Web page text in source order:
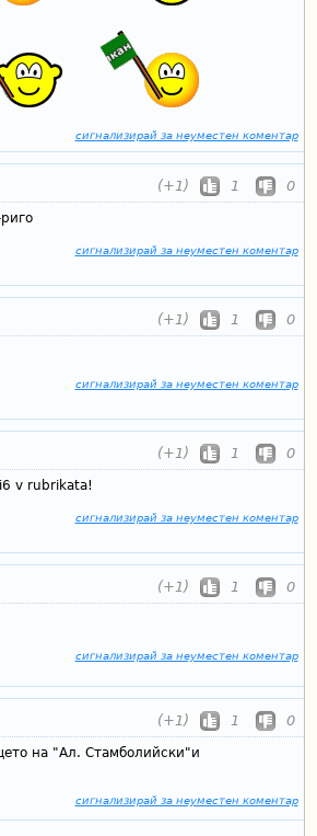
сигнализирай за неуместен коментар
(+1) 1 0
сигнализирай за неуместен коментар
(+1) 1 0
сигнализирай за неуместен коментар
(+1) 1 0
v rubrikata!
сигнализирай за неуместен коментар
(+1) 1 0
сигнализирай за неуместен коментар
(+1) 1 0
на "Ал. Стамболийски"и
сигнализирай за неуместен коментар